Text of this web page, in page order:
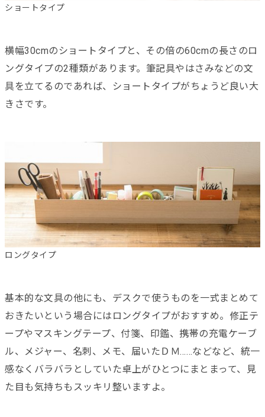
ショートタイプ
横幅30cmのショートタイプと、その倍の60cmの長さのロ
ングタイプの2種類があります。筆記具やはさみなどの文
具を立てるのであれば、ショートタイプがちょうど良い大
きさです。
ロングタイプ
基本的な文具の他にも、デスクで使うものを一式まとめて
おきたいという場合にはロングタイプがおすすめ。修正テ
ープやマスキングテープ、付箋、印鑑、携帯の充電ケーブ
ル、メジャー、名刺、メモ、届いたＤＭ……などなど、統一
感なくバラバラとしていた卓上がひとつにまとまって、見
た目も気持ちもスッキリ整いますよ。